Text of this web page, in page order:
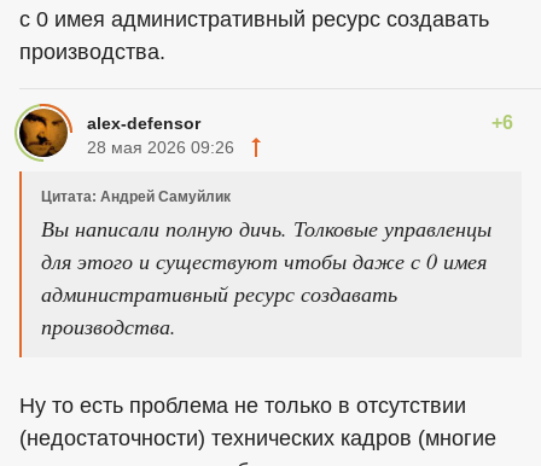
с 0 имея административный ресурс создавать
производства.
alex-defensor +6
28 мая 2026 09:26
Цитата: Андрей Самуйлик
Вы написали полную дичь. Толковые управленцы
для этого и существуют чтобы даже с 0 имея
административный ресурс создавать
производства.
Ну то есть проблема не только в отсутствии
(недостаточности) технических кадров (многие